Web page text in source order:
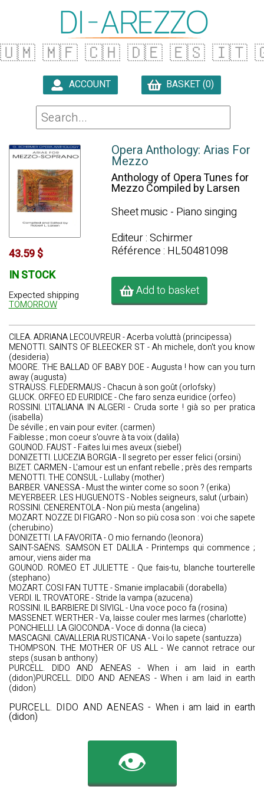
🇺🇲 🇲🇫 🇨🇭 🇩🇪 🇪🇸 🇮🇹
ACCOUNT BASKET (0)
43.59 $
IN STOCK
Expected shipping
TOMORROW
Opera Anthology: Arias For
Mezzo
Anthology of Opera Tunes for
Mezzo Compiled by Larsen
Sheet music - Piano singing
Editeur : Schirmer
Référence : HL50481098
Add to basket
CILEA. ADRIANA LECOUVREUR - Acerba voluttà (principessa)
MENOTTI. SAINTS OF BLEECKER ST - Ah michele, don't you know
(desideria)
MOORE. THE BALLAD OF BABY DOE - Augusta ! how can you turn
away (augusta)
STRAUSS. FLEDERMAUS - Chacun à son goût (orlofsky)
GLUCK. ORFEO ED EURIDICE - Che faro senza euridice (orfeo)
ROSSINI. L'ITALIANA IN ALGERI - Cruda sorte ! già so per pratica
(isabella)
De séville ; en vain pour eviter. (carmen)
Faiblesse ; mon coeur s'ouvre à ta voix (dalila)
GOUNOD. FAUST - Faites lui mes aveux (siebel)
DONIZETTI. LUCEZIA BORGIA - Il segreto per esser felici (orsini)
BIZET. CARMEN - L'amour est un enfant rebelle ; près des remparts
MENOTTI. THE CONSUL - Lullaby (mother)
BARBER. VANESSA - Must the winter come so soon ? (erika)
MEYERBEER. LES HUGUENOTS - Nobles seigneurs, salut (urbain)
ROSSINI. CENERENTOLA - Non più mesta (angelina)
MOZART. NOZZE DI FIGARO - Non so più cosa son : voi che sapete
(cherubino)
DONIZETTI. LA FAVORITA - O mio fernando (leonora)
SAINT-SAËNS. SAMSON ET DALILA - Printemps qui commence ;
amour, viens aider ma
GOUNOD. ROMEO ET JULIETTE - Que fais-tu, blanche tourterelle
(stephano)
MOZART. COSI FAN TUTTE - Smanie implacabili (dorabella)
VERDI. IL TROVATORE - Stride la vampa (azucena)
ROSSINI. IL BARBIERE DI SIVIGL - Una voce poco fa (rosina)
MASSENET. WERTHER - Va, laisse couler mes larmes (charlotte)
PONCHIELLI. LA GIOCONDA - Voce di donna (la cieca)
MASCAGNI. CAVALLERIA RUSTICANA - Voi lo sapete (santuzza)
THOMPSON. THE MOTHER OF US ALL - We cannot retrace our
steps (susan b anthony)
PURCELL. DIDO AND AENEAS - When i am laid in earth
(didon)PURCELL. DIDO AND AENEAS - When i am laid in earth
(didon)
PURCELL. DIDO AND AENEAS - When i am laid in earth
(didon)
👁️